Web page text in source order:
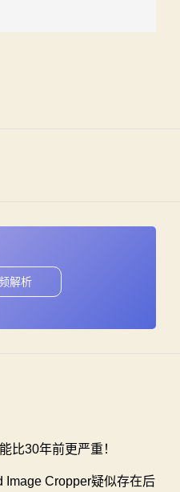
解析
比30年前更严重！
Image Cropper疑似存在后